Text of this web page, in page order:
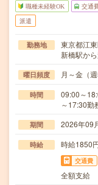
職種未経験OK 交通
派遣
勤務地
東京都江
新橋駅か
曜日頻度 月～金（
時間
09:00～
～17:30
期間 2026年09
時給 時給1850
交通費
全額支給